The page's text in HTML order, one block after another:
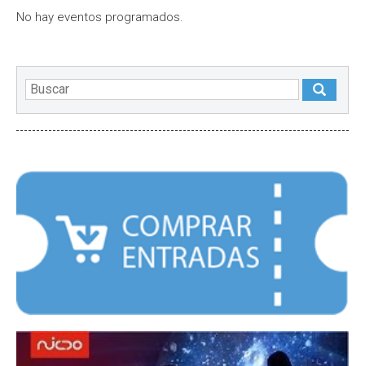
No hay eventos programados.